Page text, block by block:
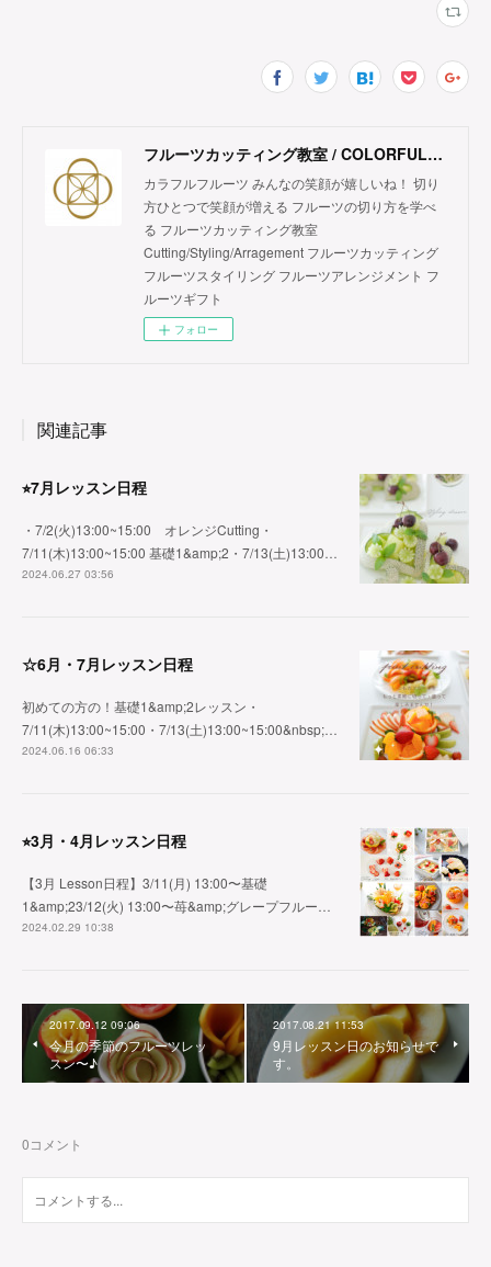
フルーツカッティング教室 / COLORFUL FRUITS
カラフルフルーツ みんなの笑顔が嬉しいね！ 切り
方ひとつで笑顔が増える フルーツの切り方を学べ
る フルーツカッティング教室
Cutting/Styling/Arragement フルーツカッティング
フルーツスタイリング フルーツアレンジメント フ
ルーツギフト
フォロー
関連記事
⭐︎7月レッスン日程
・7/2(火)13:00~15:00 オレンジCutting・
7/11(木)13:00~15:00 基礎1&amp;2・7/13(土)13:00…
2024.06.27 03:56
☆6月・7月レッスン日程
初めての方の！基礎1&amp;2レッスン・
7/11(木)13:00~15:00・7/13(土)13:00~15:00&nbsp;…
2024.06.16 06:33
⭐︎3月・4月レッスン日程
【3月 Lesson日程】3/11(月) 13:00〜基礎
1&amp;23/12(火) 13:00〜苺&amp;グレープフルー…
2024.02.29 10:38
2017.09.12 09:06
今月の季節のフルーツレッ
スン〜♪
2017.08.21 11:53
9月レッスン日のお知らせで
す。
0コメント